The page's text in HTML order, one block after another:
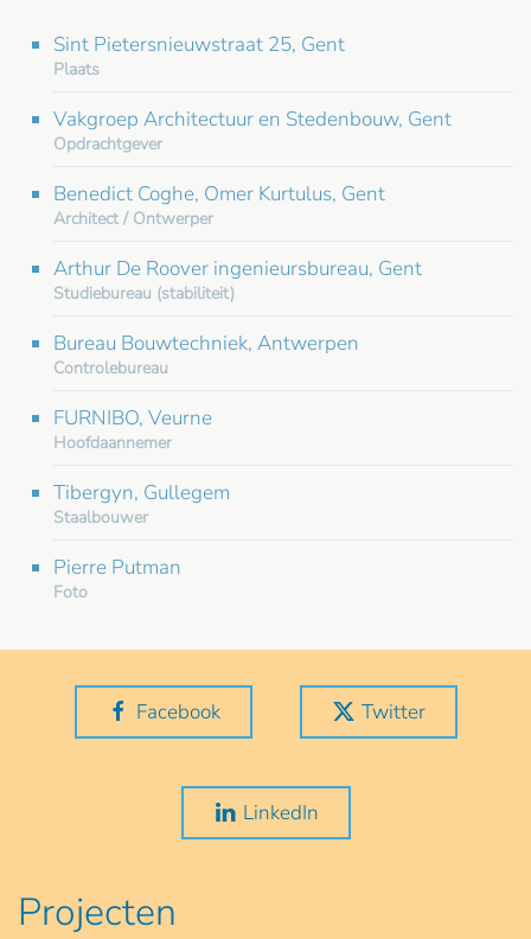
Sint Pietersnieuwstraat 25, Gent
Plaats
Vakgroep Architectuur en Stedenbouw, Gent
Opdrachtgever
Benedict Coghe, Omer Kurtulus, Gent
Architect / Ontwerper
Arthur De Roover ingenieursbureau, Gent
Studiebureau (stabiliteit)
Bureau Bouwtechniek, Antwerpen
Controlebureau
FURNIBO, Veurne
Hoofdaannemer
Tibergyn, Gullegem
Staalbouwer
Pierre Putman
Foto
Facebook Twitter
LinkedIn
Projecten